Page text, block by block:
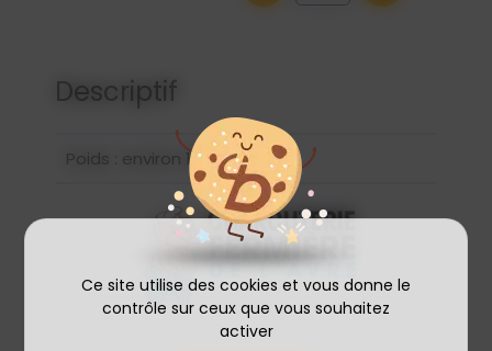
Ce site utilise des cookies et vous donne le
contrôle sur ceux que vous souhaitez
activer
Descriptif
Poids : environ 180 gr pièce